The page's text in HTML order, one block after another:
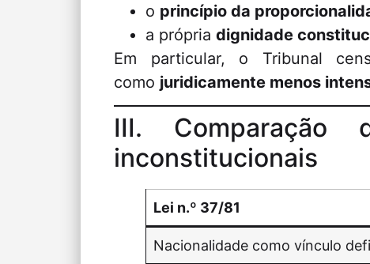
o princípio da
a própria dignidade
Em particular, o Tribunal
como juridicamente menos
III. Comparação
inconstitucionais
Lei n.º 37/81
Nacionalidade como vínculo